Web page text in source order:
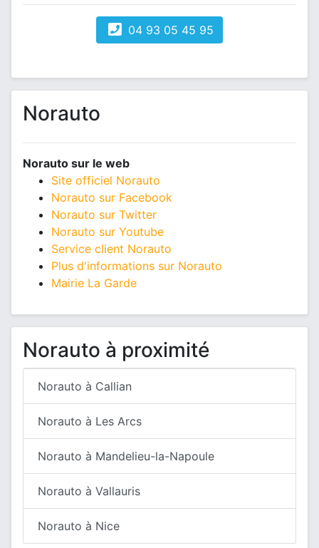
04 93 05 45 95
Norauto
Norauto sur le web
Site officiel Norauto
Norauto sur Facebook
Norauto sur Twitter
Norauto sur Youtube
Service client Norauto
Plus d'informations sur Norauto
Mairie La Garde
Norauto à proximité
Norauto à Callian
Norauto à Les Arcs
Norauto à Mandelieu-la-Napoule
Norauto à Vallauris
Norauto à Nice